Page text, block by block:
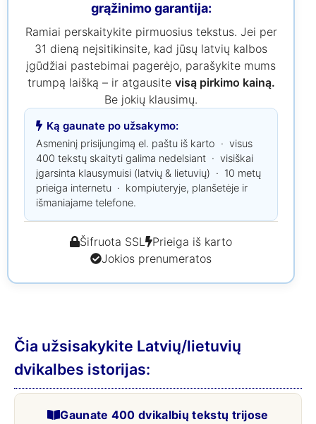
grąžinimo garantija:
Ramiai perskaitykite pirmuosius tekstus. Jei per
31 dieną neįsitikinsite, kad jūsų latvių kalbos
įgūdžiai pastebimai pagerėjo, parašykite mums
trumpą laišką – ir atgausite visą pirkimo kainą.
Be jokių klausimų.
Ką gaunate po užsakymo:
Asmeninį prisijungimą el. paštu iš karto · visus
400 tekstų skaityti galima nedelsiant · visiškai
įgarsinta klausymuisi (latvių & lietuvių) · 10 metų
prieiga internetu · kompiuteryje, planšetėje ir
išmaniajame telefone.
Šifruota SSL Prieiga iš karto
Jokios prenumeratos
Čia užsisakykite Latvių/lietuvių
dvikalbes istorijas:
Gaunate 400 dvikalbių tekstų trijose